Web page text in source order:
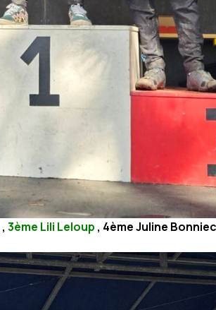
, 3ème Lili Leloup , 4ème Juline